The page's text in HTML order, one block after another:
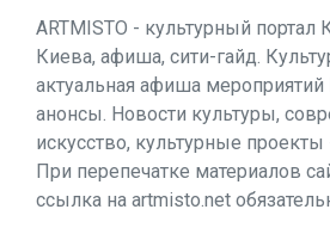
ARTMISTO - культурный портал
Киева, афиша, сити-гайд.
актуальная афиша
анонсы. Новости культуры,
искусство, культурные проекты
При перепечатке материалов
ссылка на artmisto.net